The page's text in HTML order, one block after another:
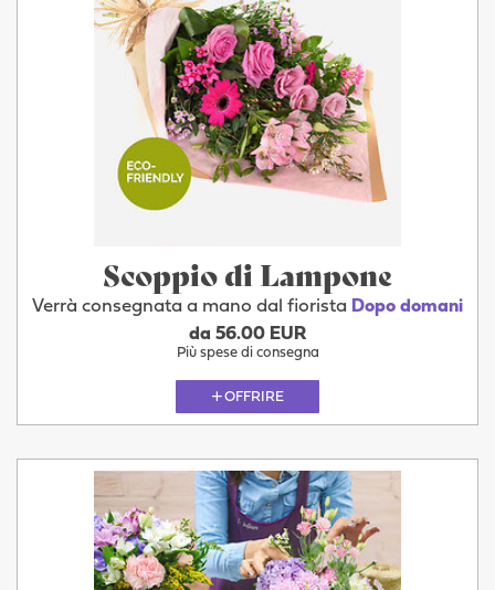
Scoppio di Lampone
Verrà consegnata a mano dal fiorista Dopo domani
da 56.00 EUR
Più spese di consegna
OFFRIRE